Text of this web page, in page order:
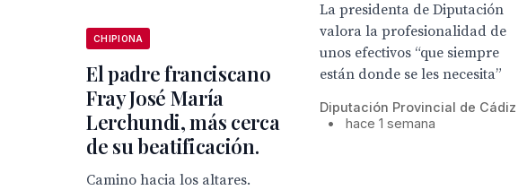
La presidenta de Diputación
valora la profesionalidad de
unos efectivos “que siempre
están donde se les necesita”
Diputación Provincial de Cádiz
•
hace 1 semana
CHIPIONA
El padre franciscano
Fray José María
Lerchundi, más cerca
de su beatificación.
Camino hacia los altares.